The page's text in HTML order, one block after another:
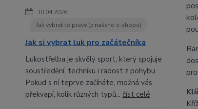
30.04.2026
Jak vybrat to pravé (z našeho e-shopu)
Jak si vybrat luk pro začátečníka
Lukostřelba je skvělý sport, který spojuje
soustředění, techniku i radost z pohybu.
Pokud s ní teprve začínáte, možná vás
překvapí, kolik různých typů... číst celé